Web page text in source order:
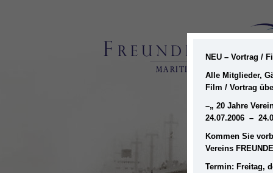
NEU – Vortrag /
Alle Mitglieder,
Film / Vortrag
–„ 20 Jahre
24.07.2006 –
Kommen Sie
Vereins
Termin: Freitag,